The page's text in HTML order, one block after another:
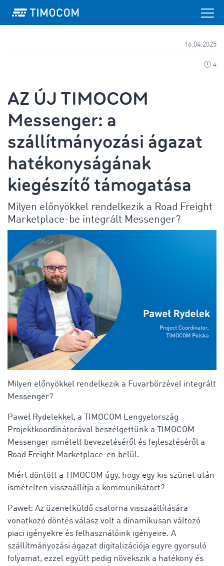
16.04.2025
4
AZ ÚJ TIMOCOM
Messenger: a
szállítmányozási ágazat
hatékonyságának
kiegészítő támogatása
Milyen előnyökkel rendelkezik a Road Freight
Marketplace-be integrált Messenger?
Milyen előnyökkel rendelkezik a Fuvarbörzével integrált
Messenger?
Paweł Rydelekkel, a TIMOCOM Lengyelország
Projektkoordinátorával beszélgettünk a TIMOCOM
Messenger ismételt bevezetéséről és fejlesztéséről a
Road Freight Marketplace-en belül.
Miért döntött a TIMOCOM úgy, hogy egy kis szünet után
ismételten visszaállítja a kommunikátort?
Paweł: Az üzenetküldő csatorna visszaállítására
vonatkozó döntés válasz volt a dinamikusan változó
piaci igényekre és felhasználóink igényeire. A
szállítmányozási ágazat digitalizációja egyre gyorsuló
folyamat, ezzel együtt pedig növekszik a hatékony és